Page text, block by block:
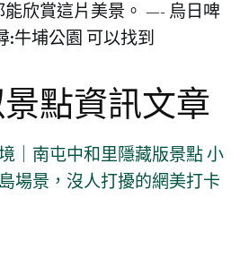
能欣賞這片美景。 —- 烏日啤
:牛埔公園 可以找到
點資訊文章
｜南屯中和里隱藏版景點 小
場景，沒人打擾的網美打卡